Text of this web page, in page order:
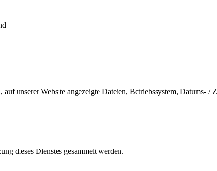
unserer Website angezeigte Dateien, Betriebssystem, Datums- /
dieses Dienstes gesammelt werden.